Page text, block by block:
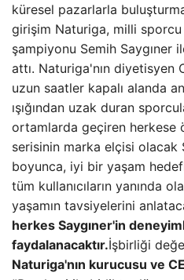
küresel pazarlarla
girişim Naturiga, milli
şampiyonu Semih Saygıner
attı. Naturiga'nın diyetisyen
uzun saatler kapalı alanda
ışığından uzak duran
ortamlarda geçiren herkese
serisinin marka elçisi olacak
boyunca, iyi bir yaşam
tüm kullanıcıların yanında
yaşamın tavsiyelerini
herkes Saygıner'in
faydalanacaktır.İşbirliği
Naturiga'nın kurucusu ve